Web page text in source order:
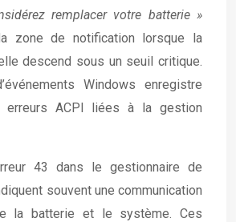
remplacer votre batterie »
zone de notification lorsque la
descend sous un seuil critique.
Windows enregistre
erreurs ACPI liées à la gestion
43 dans le gestionnaire de
souvent une communication
la batterie et le système. Ces